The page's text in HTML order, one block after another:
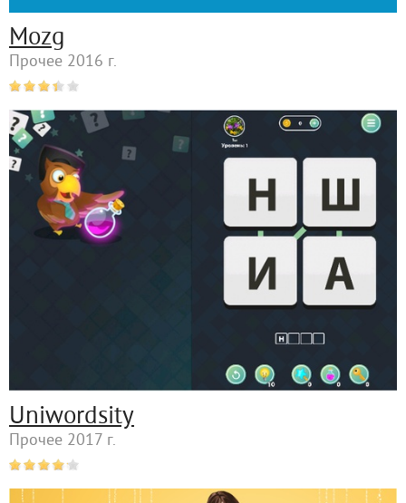
Mozg
Прочее 2016 г.
Uniwordsity
Прочее 2017 г.